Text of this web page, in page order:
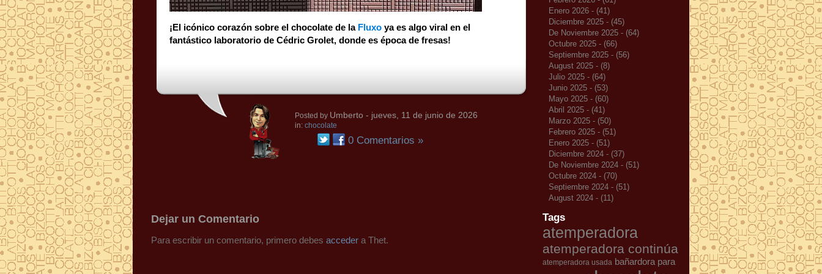
¡El icónico corazón sobre el chocolate de la Fluxo ya es algo viral en el
fantástico laboratorio de Cédric Grolet, donde es época de fresas!
Posted by Umberto - jueves, 11 de junio de 2026
in: chocolate
0 Comentarios »
Dejar un Comentario
Para escribir un comentario, primero debes acceder a Thet.
Enero 2026 - (41)
Diciembre 2025 - (45)
De Noviembre 2025 - (64)
Octubre 2025 - (66)
Septiembre 2025 - (56)
August 2025 - (8)
Julio 2025 - (64)
Junio 2025 - (53)
Mayo 2025 - (60)
Abril 2025 - (41)
Marzo 2025 - (50)
Febrero 2025 - (51)
Enero 2025 - (51)
Diciembre 2024 - (37)
De Noviembre 2024 - (51)
Octubre 2024 - (70)
Septiembre 2024 - (51)
August 2024 - (11)
Tags
atemperadora
atemperadora continúa
atemperadora usada bañardora para